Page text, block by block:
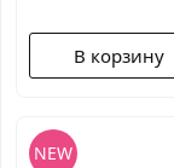
В корзину